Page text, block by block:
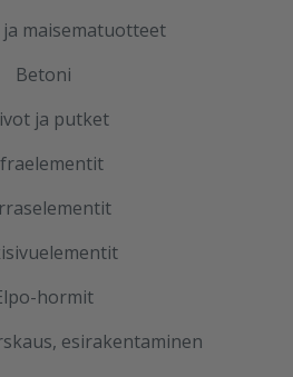
ja maisematuotteet
Betoni
ja putket
hormit
esirakentaminen